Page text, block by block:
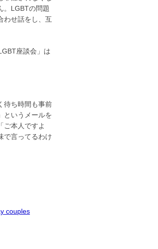
。LGBTの問題
わせ話をし、互
座談会」は
待ち時間も事前
というメールを
ご本人ですよ
で言ってるわけ
couples